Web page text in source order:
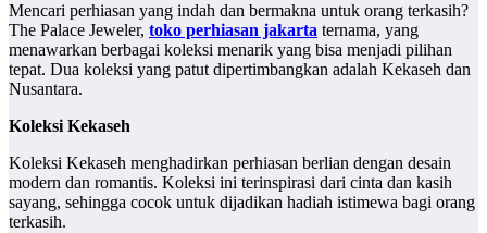
Mencari perhiasan yang indah dan bermakna untuk orang terkasih?
The Palace Jeweler, toko perhiasan jakarta ternama, yang
menawarkan berbagai koleksi menarik yang bisa menjadi pilihan
tepat. Dua koleksi yang patut dipertimbangkan adalah Kekaseh dan
Nusantara.
Koleksi Kekaseh
Koleksi Kekaseh menghadirkan perhiasan berlian dengan desain
modern dan romantis. Koleksi ini terinspirasi dari cinta dan kasih
sayang, sehingga cocok untuk dijadikan hadiah istimewa bagi orang
terkasih.